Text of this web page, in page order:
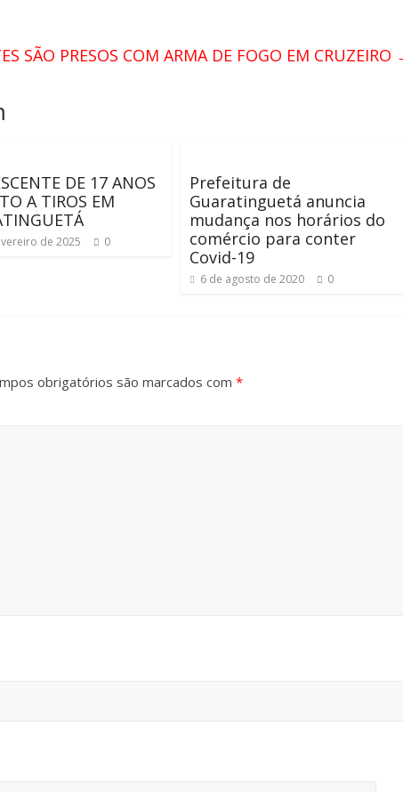
SÃO PRESOS COM ARMA DE FOGO EM CRUZEIRO
DE 17 ANOS
A TIROS EM
de 2025 0
Prefeitura de
Guaratinguetá anuncia
mudança nos horários do
comércio para conter
Covid-19
6 de agosto de 2020 0
obrigatórios são marcados com *